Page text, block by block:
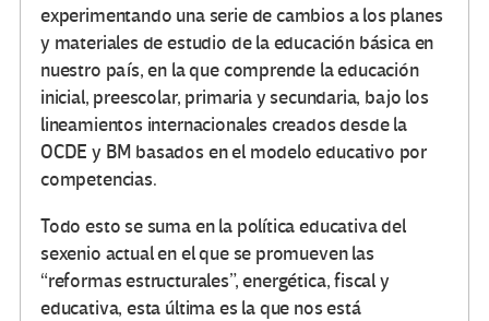
experimentando una serie de cambios a los planes
y materiales de estudio de la educación básica en
nuestro país, en la que comprende la educación
inicial, preescolar, primaria y secundaria, bajo los
lineamientos internacionales creados desde la
OCDE y BM basados en el modelo educativo por
competencias.
Todo esto se suma en la política educativa del
sexenio actual en el que se promueven las
“reformas estructurales”, energética, fiscal y
educativa, esta última es la que nos está